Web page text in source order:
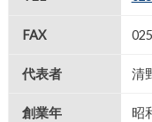
FAX
代表者 清
創業年 昭